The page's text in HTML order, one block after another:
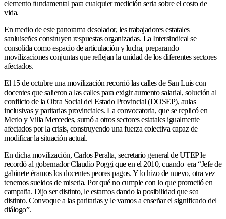
elemento fundamental para cualquier medición seria sobre el costo de
vida.
En medio de este panorama desolador, les trabajadores estatales
sanluiseñes construyen respuestas organizadas. La Intersindical se
consolida como espacio de articulación y lucha, preparando
movilizaciones conjuntas que reflejan la unidad de los diferentes sectores
afectados.
El 15 de octubre una movilización recorrió las calles de San Luis con
docentes que salieron a las calles para exigir aumento salarial, solución al
conflicto de la Obra Social del Estado Provincial (DOSEP), aulas
inclusivas y paritarias provinciales. La convocatoria, que se replicó en
Merlo y Villa Mercedes, sumó a otros sectores estatales igualmente
afectados por la crisis, construyendo una fuerza colectiva capaz de
modificar la situación actual.
En dicha movilización, Carlos Peralta, secretario general de UTEP le
recordó al gobernador Claudio Poggi que en el 2010, cuando era “Jefe de
gabinete éramos los docentes peores pagos. Y lo hizo de nuevo, otra vez
tenemos sueldos de miseria. Por qué no cumple con lo que prometió en
campaña. Dijo ser distinto, le estamos dando la posibilidad que sea
distinto. Convoque a las paritarias y le vamos a enseñar el significado del
diálogo”.